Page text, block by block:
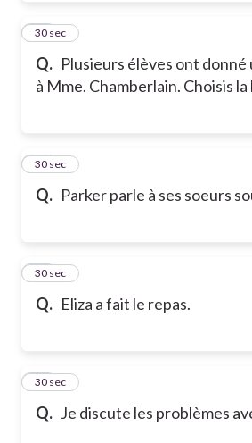
Q. Plusieurs élèves ont donné
à Mme. Chamberlain. Choisis
12
30 sec
Q. Parker parle à ses soeurs
13
30 sec
Q. Eliza a fait le repas.
14
30 sec
Q. Je discute les problèmes
15
30 sec